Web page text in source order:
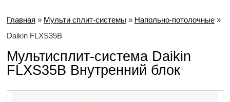
Главная » Мульти сплит-системы » Напольно-потолочные»
Daikin FLXS35B
Мультисплит-система Daikin
FLXS35B Внутренний блок